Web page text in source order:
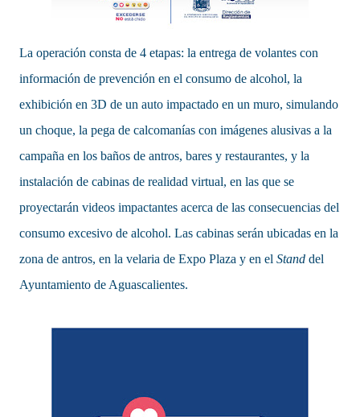
La operación consta de 4 etapas: la entrega de volantes con
información de prevención en el consumo de alcohol, la
exhibición en 3D de un auto impactado en un muro, simulando
un choque, la pega de calcomanías con imágenes alusivas a la
campaña en los baños de antros, bares y restaurantes, y la
instalación de cabinas de realidad virtual, en las que se
proyectarán videos impactantes acerca de las consecuencias del
consumo excesivo de alcohol. Las cabinas serán ubicadas en la
zona de antros, en la velaria de Expo Plaza y en el Stand del
Ayuntamiento de Aguascalientes.